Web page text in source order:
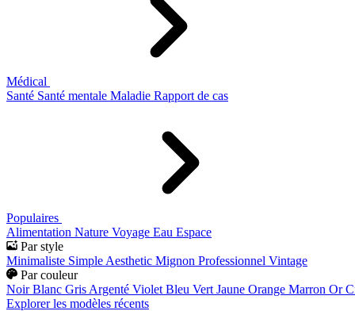
Médical
Santé Santé mentale Maladie Rapport de cas
Populaires
Alimentation Nature Voyage Eau Espace
Par style
Minimaliste Simple Aesthetic Mignon Professionnel Vintage
Par couleur
Noir Blanc Gris Argenté Violet Bleu Vert Jaune Orange Marron Or
Explorer les modèles récents